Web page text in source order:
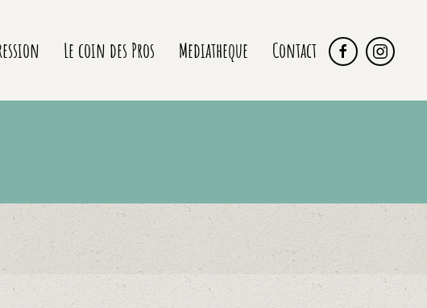
Le coin des Pros Mediatheque Contact